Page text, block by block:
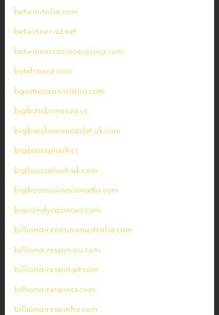
betwinitalia.com
betwinner-uz.net
betwinnercasinoespana.com
betxfrance.com
bgamecasinoitalia.com
bigbassbonanza.cc
bigbassbonanzaslot.uk.com
bigbasssplash.cc
bigbasssplash.uk.com
bigbooscasinocanada.com
bigcandycasinoes.com
billionairecasinoaustralia.com
billionairespin-au.com
billionairespin-pt.com
billionairespincz.com
billionairespinhu.com